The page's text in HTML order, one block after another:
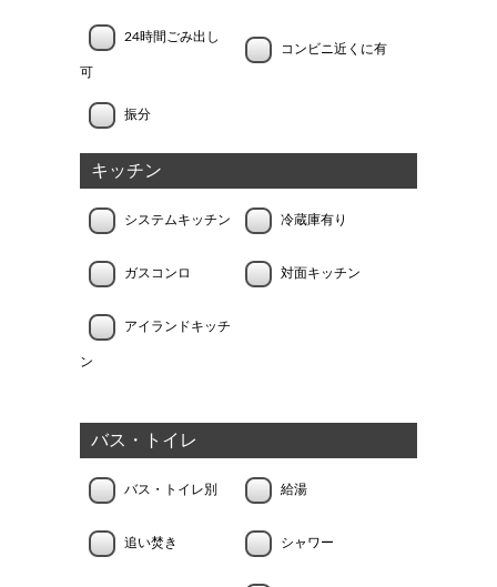
24時間ごみ出し
可
コンビニ近くに有
振分
キッチン
システムキッチン 冷蔵庫有り
ガスコンロ 対面キッチン
アイランドキッチ
ン
バス・トイレ
バス・トイレ別 給湯
追い焚き シャワー